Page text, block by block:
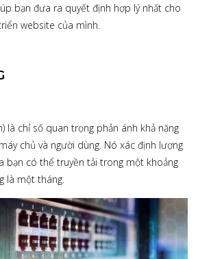
bạn đưa ra quyết định hợp lý nhất cho
website của mình.
là chỉ số quan trọng phản ánh khả năng
chủ và người dùng. Nó xác định lượng
bạn có thể truyền tải trong một khoảng
là một tháng.